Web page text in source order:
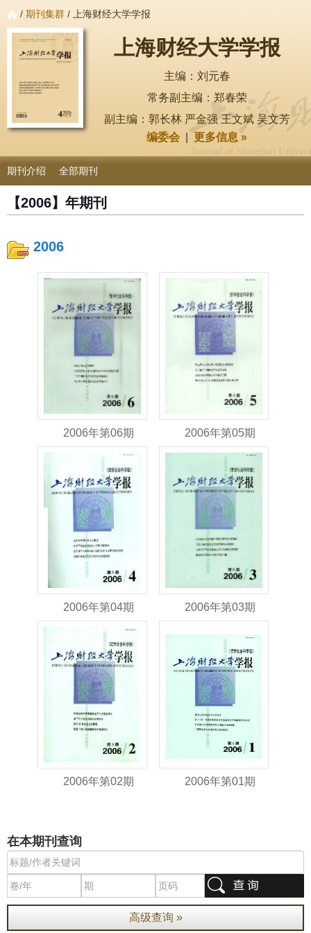
/ 期刊集群 / 上海财经大学学报
上海财经大学学报
主编：刘元春
常务副主编：郑春荣
副主编：郭长林 严金强 王文斌 吴文芳
编委会 |更多信息 »
期刊介绍 全部期刊
【2006】年期刊
2006
2006年第06期 2006年第05期
2006年第04期 2006年第03期
2006年第02期 2006年第01期
在本期刊查询
高级查询 »